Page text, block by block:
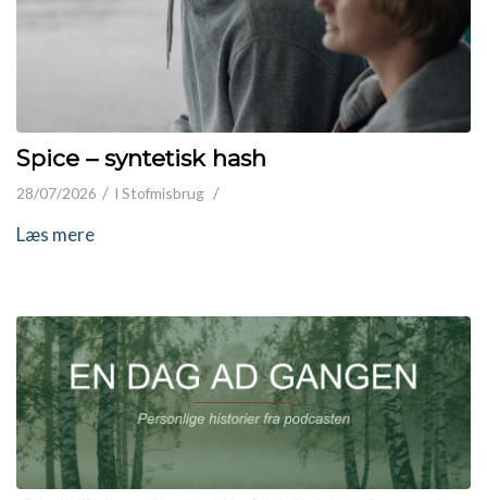
Spice – syntetisk hash
28/07/2026 / I Stofmisbrug /
Læs mere